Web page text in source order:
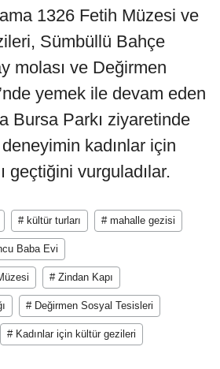
1326 Fetih Müzesi ve
Sümbüllü Bahçe
molası ve Değirmen
yemek ile devam eden
Bursa Parkı ziyaretinde
kadınlar için
geçtiğini vurguladılar.
# kültür turları # mahalle gezisi
Baba Evi
# Zindan Kapı
# Değirmen Sosyal Tesisleri
# Kadınlar için kültür gezileri